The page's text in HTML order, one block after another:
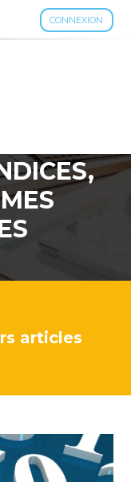
CONNEXION
articles